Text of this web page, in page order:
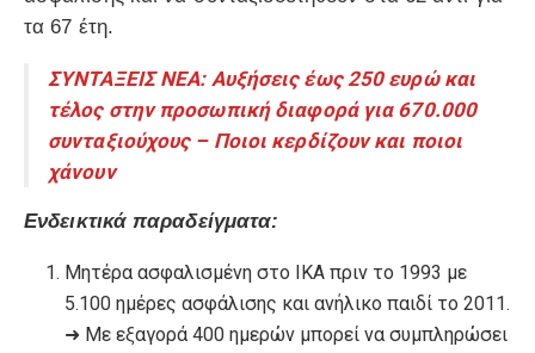
τα 67 έτη.
ΣΥΝΤΑΞΕΙΣ ΝΕΑ: Αυξήσεις έως 250 ευρώ και
τέλος στην προσωπική διαφορά για 670.000
συνταξιούχους – Ποιοι κερδίζουν και ποιοι
χάνουν
Ενδεικτικά παραδείγματα:
Μητέρα ασφαλισμένη στο ΙΚΑ πριν το 1993 με
5.100 ημέρες ασφάλισης και ανήλικο παιδί το 2011.
➜ Με εξαγορά 400 ημερών μπορεί να συμπληρώσει